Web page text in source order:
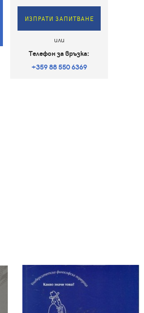
ИЗПРАТИ ЗАПИТВАНЕ
или
Телефон за връзка:
+359 88 550 6369